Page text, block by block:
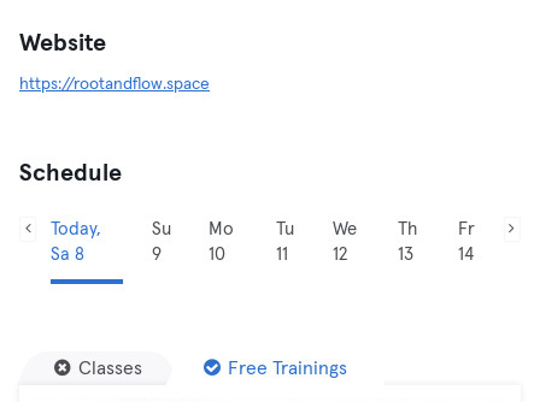
Website
https://rootandflow.space
Schedule
Today,
Sa 8
Su
9
Mo
10
Tu
11
We
12
Th
13
Fr
14
Classes Free Trainings